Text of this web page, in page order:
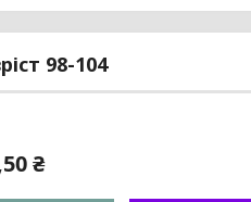
98-104
₴